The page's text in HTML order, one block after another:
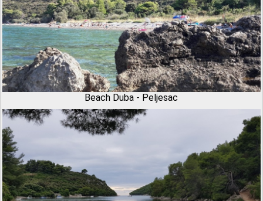
Beach Duba - Peljesac